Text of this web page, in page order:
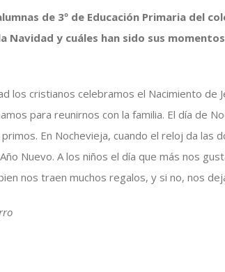
de 3º de Educación Primaria del
Navidad y cuáles han sido sus
los cristianos celebramos el Nacimiento de
para reunirnos con la familia. El día de
En Nochevieja, cuando el reloj da las
Nuevo. A los niños el día que más nos
nos traen muchos regalos, y si no, nos